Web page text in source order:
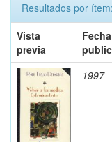
Resultados por ítem:
Vista
previa
1997